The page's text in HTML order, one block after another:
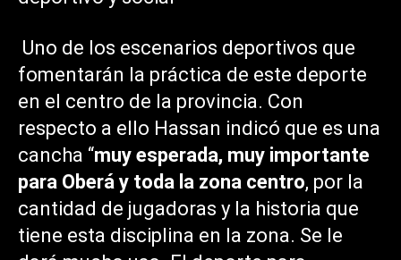
Uno de los escenarios deportivos que
fomentarán la práctica de este deporte
en el centro de la provincia. Con
respecto a ello Hassan indicó que es una
cancha “muy esperada, muy importante
para Oberá y toda la zona centro, por la
cantidad de jugadoras y la historia que
tiene esta disciplina en la zona. Se le